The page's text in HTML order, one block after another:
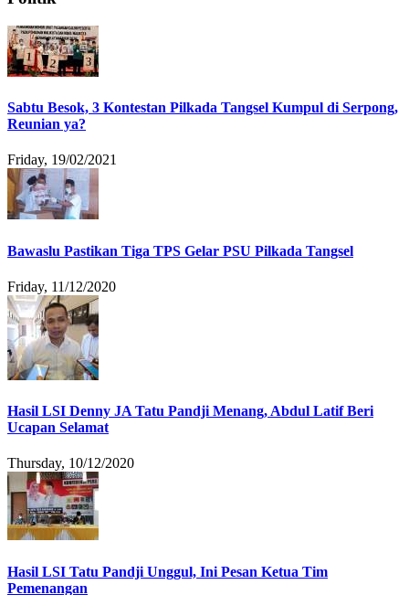
Sabtu Besok, 3 Kontestan Pilkada Tangsel Kumpul di Serpong,
Reunian ya?
Friday, 19/02/2021
Bawaslu Pastikan Tiga TPS Gelar PSU Pilkada Tangsel
Friday, 11/12/2020
Hasil LSI Denny JA Tatu Pandji Menang, Abdul Latif Beri
Ucapan Selamat
Thursday, 10/12/2020
Hasil LSI Tatu Pandji Unggul, Ini Pesan Ketua Tim
Pemenangan